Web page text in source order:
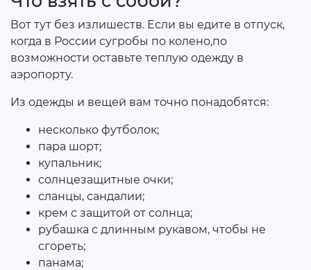
Вот тут без излишеств. Если вы едите в отпуск,
когда в России сугробы по колено,по
возможности оставьте теплую одежду в
аэропорту.
Из одежды и вещей вам точно понадобятся:
несколько футболок;
пара шорт;
купальник;
солнцезащитные очки;
сланцы, сандалии;
крем с защитой от солнца;
рубашка с длинным рукавом, чтобы не
сгореть;
панама;